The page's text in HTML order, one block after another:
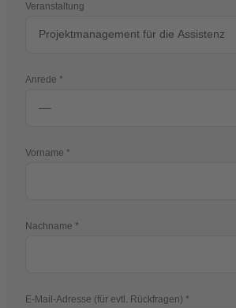
Veranstaltung
Anrede
Vorname
Nachname
E-Mail-Adresse (für evtl. Rückfragen)